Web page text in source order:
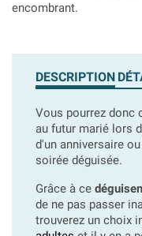
encombrant.
DESCRIPTION
Vous pourrez donc
au futur marié lors
d'un anniversaire
soirée déguisée.
Grâce à ce
de ne pas passer
trouverez un choix